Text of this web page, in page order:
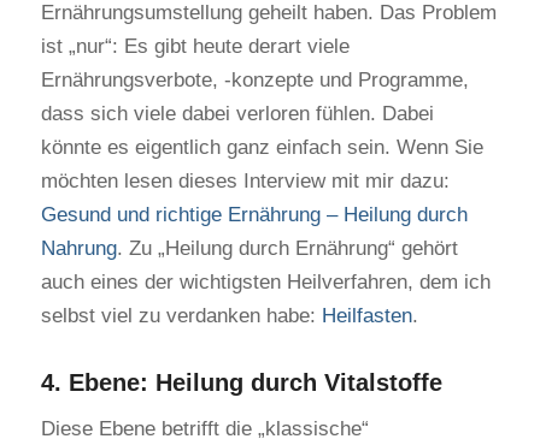
Ernährungsumstellung geheilt haben. Das Problem
ist „nur“: Es gibt heute derart viele
Ernährungsverbote, -konzepte und Programme,
dass sich viele dabei verloren fühlen. Dabei
könnte es eigentlich ganz einfach sein. Wenn Sie
möchten lesen dieses Interview mit mir dazu:
Gesund und richtige Ernährung – Heilung durch
Nahrung. Zu „Heilung durch Ernährung“ gehört
auch eines der wichtigsten Heilverfahren, dem ich
selbst viel zu verdanken habe: Heilfasten.
4. Ebene: Heilung durch Vitalstoffe
Diese Ebene betrifft die „klassische“